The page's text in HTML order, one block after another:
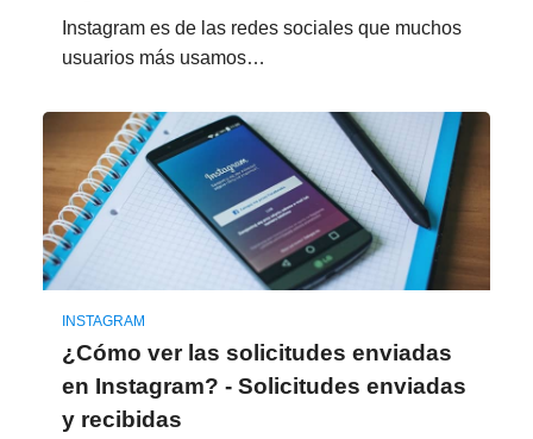
Instagram es de las redes sociales que muchos
usuarios más usamos…
INSTAGRAM
¿Cómo ver las solicitudes enviadas
en Instagram? - Solicitudes enviadas
y recibidas